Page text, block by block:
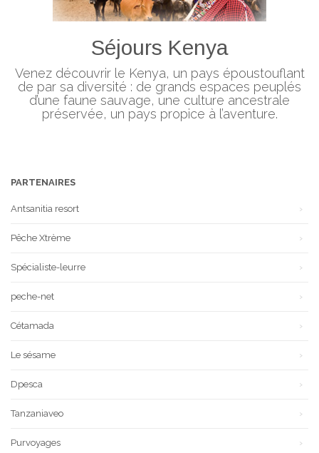
Séjours Kenya
Venez découvrir le Kenya, un pays époustouflant
de par sa diversité : de grands espaces peuplés
d’une faune sauvage, une culture ancestrale
préservée, un pays propice à l’aventure.
PARTENAIRES
Antsanitia resort
Pêche Xtrème
Spécialiste-leurre
peche-net
Cétamada
Le sésame
Dpesca
Tanzaniaveo
Purvoyages